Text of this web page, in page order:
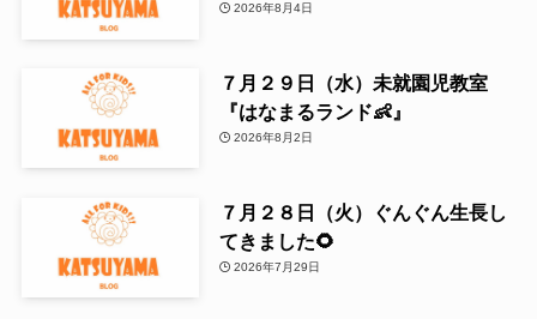
2026年8月4日
７月２９日（水）未就園児教室
『はなまるランド👶』
2026年8月2日
７月２８日（火）ぐんぐん生長し
てきました🌻
2026年7月29日